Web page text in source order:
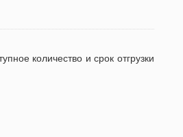
количество и срок отгрузки